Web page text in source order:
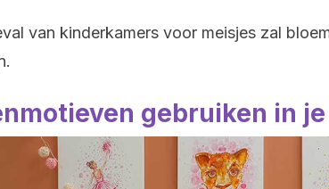
van kinderkamers voor meisjes zal
gebruiken in